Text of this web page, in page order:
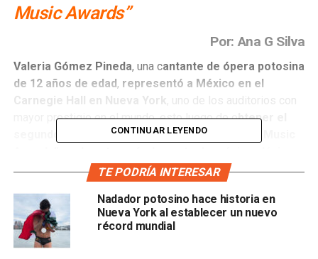
Music Awards”
Por: Ana G Silva
Valeria Gómez Pineda, una cantante de ópera potosina
de 12 años de edad, representó a México en el
Carnegie Hall en Nueva York , uno de los auditorios con
mayor prestigio en el mundo, esto luego de obtener el
segundo lugar del concurso “Golden Classical Music
en donde su participación fue un éxito.
La cantante
recibió un reconocimiento por parte de
Jorge Islas López, cónsul general de México en
Nueva York, por su trayectoria artística y su
contribución cultural;
CONTINUAR LEYENDO
TE PODRÍA INTERESAR
Nadador potosino hace historia en
Nueva York al establecer un nuevo
récord mundial